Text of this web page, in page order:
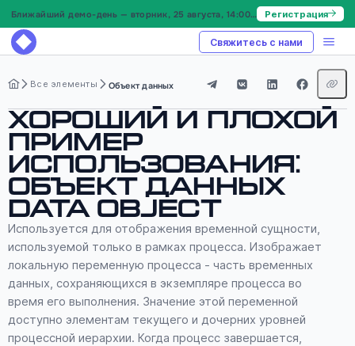
Ближайший демо-день — вторник, 25 августа, 14:00 МСК Регистрация
Свяжитесь с нами
Все элементы Объект данных
Хороший и плохой
пример
использования:
Объект данных
Data Object
Используется для отображения временной сущности,
используемой только в рамках процесса. Изображает
локальную переменную процесса - часть временных
данных, сохраняющихся в экземпляре процесса во
время его выполнения. Значение этой переменной
доступно элементам текущего и дочерних уровней
процессной иерархии. Когда процесс завершается,